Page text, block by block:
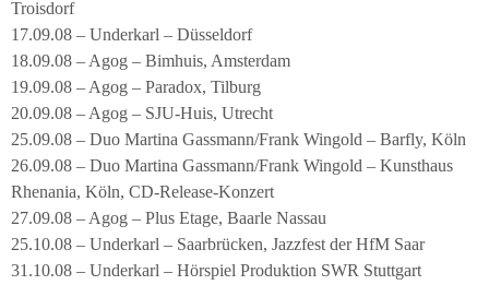
Troisdorf
17.09.08 – Underkarl – Düsseldorf
18.09.08 – Agog – Bimhuis, Amsterdam
19.09.08 – Agog – Paradox, Tilburg
20.09.08 – Agog – SJU-Huis, Utrecht
25.09.08 – Duo Martina Gassmann/Frank Wingold – Barfly, Köln
26.09.08 – Duo Martina Gassmann/Frank Wingold – Kunsthaus
Rhenania, Köln, CD-Release-Konzert
27.09.08 – Agog – Plus Etage, Baarle Nassau
25.10.08 – Underkarl – Saarbrücken, Jazzfest der HfM Saar
31.10.08 – Underkarl – Hörspiel Produktion SWR Stuttgart